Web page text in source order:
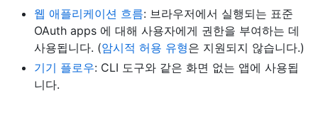
웹 애플리케이션 흐름: 브라우저에서 실행되는 표준
OAuth apps 에 대해 사용자에게 권한을 부여하는 데
사용됩니다. (암시적 허용 유형은 지원되지 않습니다.)
기기 플로우: CLI 도구와 같은 화면 없는 앱에 사용됩
니다.